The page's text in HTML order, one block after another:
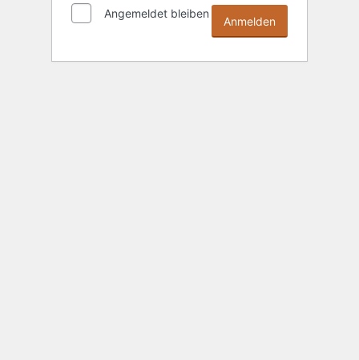
Angemeldet bleiben